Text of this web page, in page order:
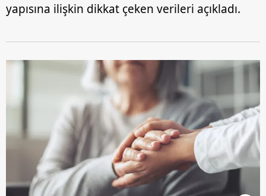
yapısına ilişkin dikkat çeken verileri açıkladı.